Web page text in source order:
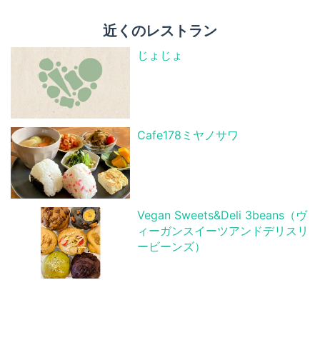
近くのレストラン
じょじょ
Cafe178ミヤノサワ
Vegan Sweets&Deli 3beans（ヴ
ィーガンスイーツアンドデリスリ
ービーンズ）